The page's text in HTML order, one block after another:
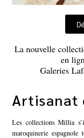
La nouvelle
en
Galeries
Artisanat
Les collections Millia
maroquinerie